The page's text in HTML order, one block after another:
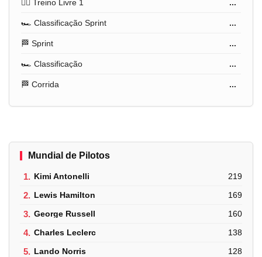
🏋️‍♂️ Treino Livre 1 ...
🏎️ Classificação Sprint ...
🏁 Sprint ...
🏎️ Classificação ...
🏁 Corrida ...
Mundial de Pilotos
1. Kimi Antonelli 219
2. Lewis Hamilton 169
3. George Russell 160
4. Charles Leclerc 138
5. Lando Norris 128